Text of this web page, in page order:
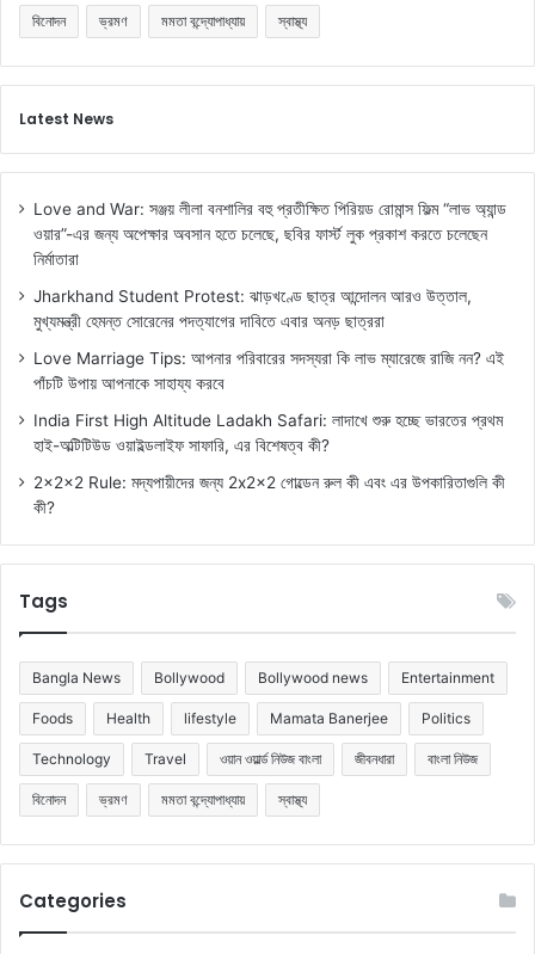
টে
ঘু
রে
আ
সা
জা
র
বিনোদন ভ্রমণ মমতা বন্দ্যোপাধ্যায় স্বাস্থ্য
Latest News
Love and War: সঞ্জয় লীলা বনশালির বহু প্রতীক্ষিত পিরিয়ড রোমান্স ফিল্ম “লাভ অ্যান্ড
ওয়ার”-এর জন্য অপেক্ষার অবসান হতে চলেছে, ছবির ফার্স্ট লুক প্রকাশ করতে চলেছেন
নির্মাতারা
Jharkhand Student Protest: ঝাড়খণ্ডে ছাত্র আন্দোলন আরও উত্তাল,
মুখ্যমন্ত্রী হেমন্ত সোরেনের পদত্যাগের দাবিতে এবার অনড় ছাত্ররা
Love Marriage Tips: আপনার পরিবারের সদস্যরা কি লাভ ম্যারেজে রাজি নন? এই
পাঁচটি উপায় আপনাকে সাহায্য করবে
India First High Altitude Ladakh Safari: লাদাখে শুরু হচ্ছে ভারতের প্রথম
হাই-অল্টিটিউড ওয়াইল্ডলাইফ সাফারি, এর বিশেষত্ব কী?
2x2x2 Rule: মদ্যপায়ীদের জন্য 2x2x2 গোল্ডেন রুল কী এবং এর উপকারিতাগুলি কী
কী?
Tags
Bangla News Bollywood Bollywood news Entertainment
Foods Health lifestyle Mamata Banerjee Politics
Technology Travel ওয়ান ওয়ার্ল্ড নিউজ বাংলা জীবনধারা বাংলা নিউজ
বিনোদন ভ্রমণ মমতা বন্দ্যোপাধ্যায় স্বাস্থ্য
Categories